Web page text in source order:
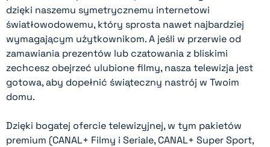
dzięki naszemu symetrycznemu internetowi
światłowodowemu, który sprosta nawet najbardziej
wymagającym użytkownikom. A jeśli w przerwie od
zamawiania prezentów lub czatowania z bliskimi
zechcesz obejrzeć ulubione filmy, nasza telewizja jest
gotowa, aby dopełnić świąteczny nastrój w Twoim
domu.
Dzięki bogatej ofercie telewizyjnej, w tym pakietów
premium (CANAL+ Filmy i Seriale, CANAL+ Super Sport,